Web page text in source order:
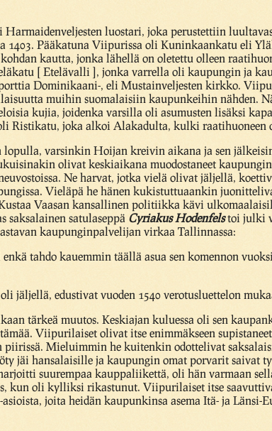
Harmaidenveljesten luostari, joka perustettiin
1403. Pääkatuna Viipurissa oli Kuninkaankatu eli
kautta, jonka lähellä on oletettu olleen
[ Etelävalli ], jonka varrella oli kaupungin ja
Dominikaani-, eli Mustainveljesten kirkko.
muihin suomalaisiin kaupunkeihin nähden.
kujia, joidenka varsilla oli asumusten lisäksi
Ristikatu, joka alkoi Alakadulta, kulki raatihuoneen
varsinkin Hoijan kreivin aikana ja sen
olivat keskiaikana muodostaneet
Ne harvat, jotka vielä olivat jäljellä,
Vieläpä he hänen kukistuttuaankin
Vaasan kansallinen politiikka kävi
satulaseppä Cyriakus Hodenfelstoi julki
kaupunginpalvelijan virkaa Tallinnassa:
tahdo kauemmin täällä asua sen komennon
jäljellä, edustivat vuoden 1540 verotusluettelon
tärkeä muutos. Keskiajan kuluessa oli sen
Viipurilaiset olivat itse enimmäkseen
piirissä. Mieluimmin he kuitenkin odottelivat
jäi hansalaisille ja kaupungin omat porvarit saivat
suurempaa kauppaliikettä, oli hän varmaan
kun oli kylliksi rikastunut. Viipurilaiset itse
joita heidän kaupunkinsa asema Itä- ja Länsi-